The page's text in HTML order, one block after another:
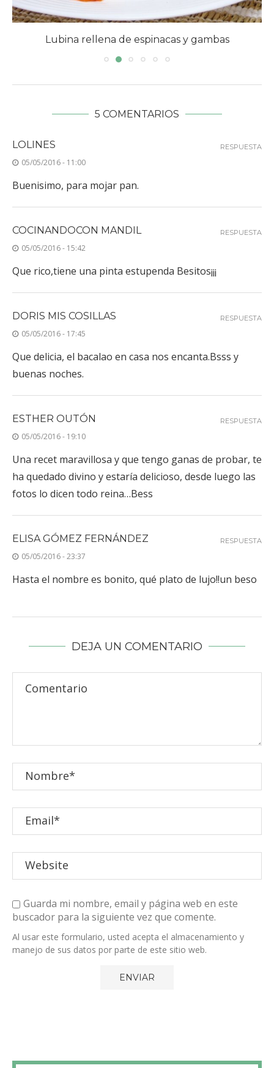
Lubina rellena de espinacas y gambas
5 COMENTARIOS
LOLINES
05/05/2016 - 11:00
Buenisimo, para mojar pan.
RESPUESTA
COCINANDOCON MANDIL
05/05/2016 - 15:42
Que rico,tiene una pinta estupenda Besitos¡¡¡
RESPUESTA
DORIS MIS COSILLAS
05/05/2016 - 17:45
Que delicia, el bacalao en casa nos encanta.Bsss y
buenas noches.
RESPUESTA
ESTHER OUTÓN
05/05/2016 - 19:10
Una recet maravillosa y que tengo ganas de probar, te
ha quedado divino y estaría delicioso, desde luego las
fotos lo dicen todo reina…Bess
RESPUESTA
ELISA GÓMEZ FERNÁNDEZ
05/05/2016 - 23:37
Hasta el nombre es bonito, qué plato de lujo!!un beso
RESPUESTA
DEJA UN COMENTARIO
Guarda mi nombre, email y página web en este
buscador para la siguiente vez que comente.
Al usar este formulario, usted acepta el almacenamiento y
manejo de sus datos por parte de este sitio web.